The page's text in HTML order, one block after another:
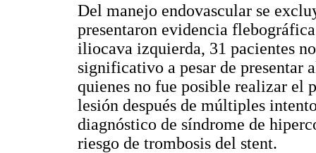
Del manejo endovascular se
presentaron evidencia
iliocava izquierda, 31 pacientes
significativo a pesar de presentar
quienes no fue posible realizar el
lesión después de múltiples
diagnóstico de síndrome de
riesgo de trombosis del stent.